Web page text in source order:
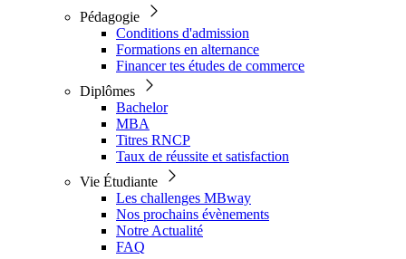
Pédagogie
Conditions d'admission
Formations en alternance
Financer tes études de commerce
Diplômes
Bachelor
MBA
Titres RNCP
Taux de réussite et satisfaction
Vie Étudiante
Les challenges MBway
Nos prochains évènements
Notre Actualité
FAQ